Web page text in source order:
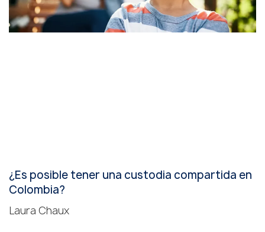
¿Es posible tener una custodia compartida en
Colombia?
Laura Chaux